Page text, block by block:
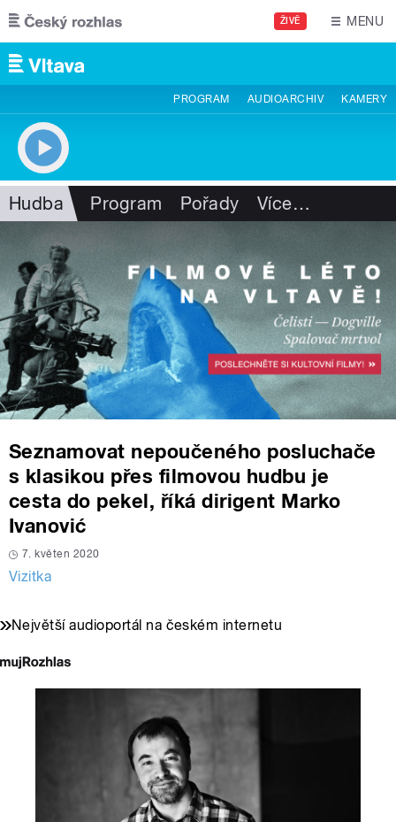
Přejít k hlavnímu obsahu
ŽIVĚ MENU
PROGRAM AUDIOARCHIV KAMERY
Hudba Program Pořady Více…
Seznamovat nepoučeného posluchače
s klasikou přes filmovou hudbu je
cesta do pekel, říká dirigent Marko
Ivanović
7. květen 2020
Vizitka
Největší audioportál na českém internetu